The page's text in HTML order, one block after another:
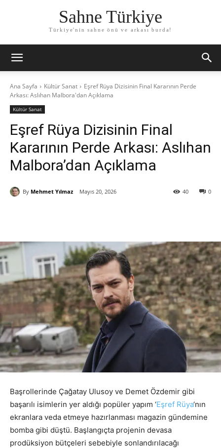
Sahne Türkiye
Türkiye'nin sahne önü ve arkası burda!
Ana Sayfa Kültür Sanat
Eşref Rüya Dizisinin Final Kararının Perde
Arkası: Aslıhan Malbora'dan Açıklama
Kültür Sanat
Eşref Rüya Dizisinin Final
Kararının Perde Arkası: Aslıhan
Malbora’dan Açıklama
By Mehmet Yılmaz Mayıs 20, 2026 0
40
Başrollerinde Çağatay Ulusoy ve Demet Özdemir gibi
başarılı isimlerin yer aldığı popüler yapım ‘Eşref Rüya‘nın
ekranlara veda etmeye hazırlanması magazin gündemine
bomba gibi düştü. Başlangıçta projenin devasa
prodüksiyon bütçeleri sebebiyle sonlandırılacağı